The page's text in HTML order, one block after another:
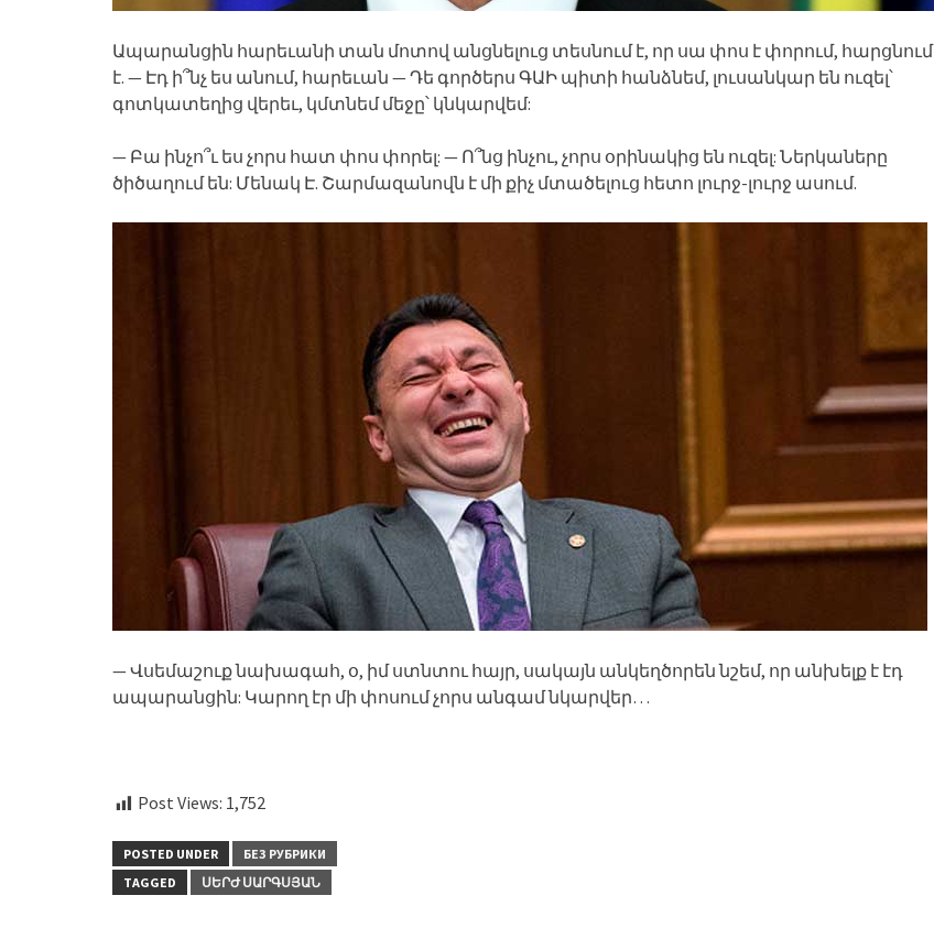
Ապարանցին հարեւանի տան մոտով անցնելուց տեսնում է, որ սա փոս է փորում, հարցնում
է. — Էդ ի՞նչ ես անում, հարեւան — Դե գործերս ԳԱԻ պիտի հանձնեմ, լուսանկար են ուզել՝
գոտկատեղից վերեւ, կմտնեմ մեջը՝ կնկարվեմ:
— Բա ինչո՞ւ ես չորս հատ փոս փորել: — Ո՞նց ինչու, չորս օրինակից են ուզել: Ներկաները
ծիծաղում են: Մենակ Է. Շարմազանովն է մի քիչ մտածելուց հետո լուրջ-լուրջ ասում.
— Վսեմաշուք նախագահ, օ, իմ ստնտու հայր, սակայն անկեղծորեն նշեմ, որ անխելք է էդ
ապարանցին: Կարող էր մի փոսում չորս անգամ նկարվեր…
Post Views: 1,752
POSTED UNDER
БЕЗ РУБРИКИ
TAGGED
ՍԵՐԺ ՍԱՐԳՍՅԱՆ